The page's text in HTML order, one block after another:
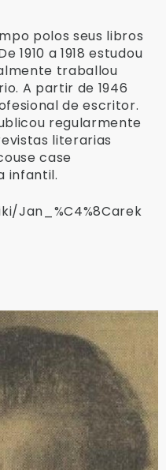
polos seus libros
1910 a 1918 estudou
traballou
A partir de 1946
de escritor.
regularmente
literarias
case
infantil.
Jan_%C4%8Carek